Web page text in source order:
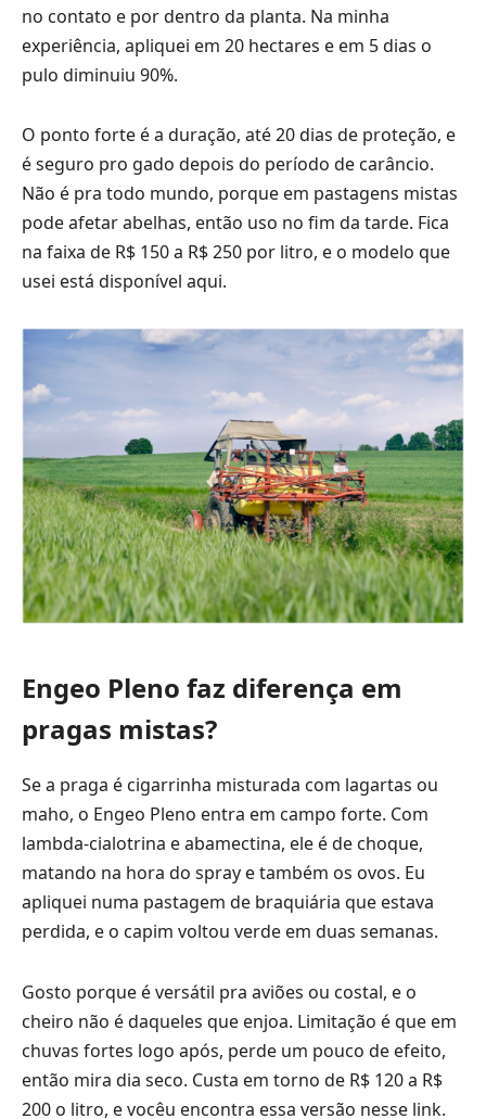
no contato e por dentro da planta. Na minha
experiência, apliquei em 20 hectares e em 5 dias o
pulo diminuiu 90%.
O ponto forte é a duração, até 20 dias de proteção, e
é seguro pro gado depois do período de carâncio.
Não é pra todo mundo, porque em pastagens mistas
pode afetar abelhas, então uso no fim da tarde. Fica
na faixa de R$ 150 a R$ 250 por litro, e o modelo que
usei está disponível aqui.
Engeo Pleno faz diferença em
pragas mistas?
Se a praga é cigarrinha misturada com lagartas ou
maho, o Engeo Pleno entra em campo forte. Com
lambda-cialotrina e abamectina, ele é de choque,
matando na hora do spray e também os ovos. Eu
apliquei numa pastagem de braquiária que estava
perdida, e o capim voltou verde em duas semanas.
Gosto porque é versátil pra aviões ou costal, e o
cheiro não é daqueles que enjoa. Limitação é que em
chuvas fortes logo após, perde um pouco de efeito,
então mira dia seco. Custa em torno de R$ 120 a R$
200 o litro, e vocêu encontra essa versão nesse link.